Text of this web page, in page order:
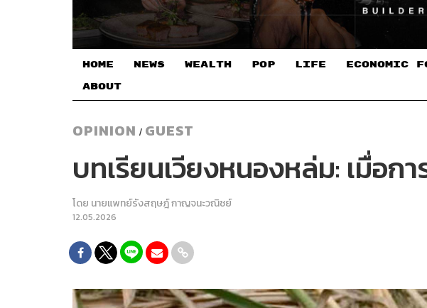
HOME NEWS WEALTH POP LIFE ECONOMIC
ABOUT
OPINION / GUEST
บทเรียนเวียงหนองหล่ม: เมื่อ
โดย นายแพทย์รังสฤษฎ์ กาญจนะวณิชย์
12.05.2026